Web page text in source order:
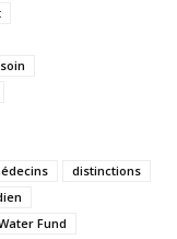
distinctions
Fund